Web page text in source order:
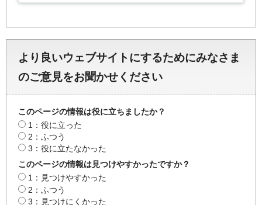
より良いウェブサイトにするためにみなさま
のご意見をお聞かせください
このページの情報は役に立ちましたか？
1：役に立った
2：ふつう
3：役に立たなかった
このページの情報は見つけやすかったですか？
1：見つけやすかった
2：ふつう
3：見つけにくかった